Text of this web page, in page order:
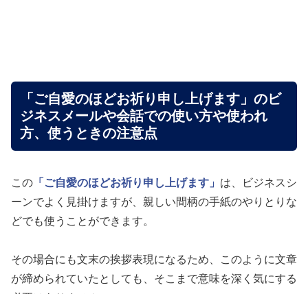
「ご自愛のほどお祈り申し上げます」のビ
ジネスメールや会話での使い方や使われ
方、使うときの注意点
この 「ご自愛のほどお祈り申し上げます」 は、ビジネスシ
ーンでよく見掛けますが、親しい間柄の手紙のやりとりな
どでも使うことができます。
その場合にも文末の挨拶表現になるため、このように文章
が締められていたとしても、そこまで意味を深く気にする